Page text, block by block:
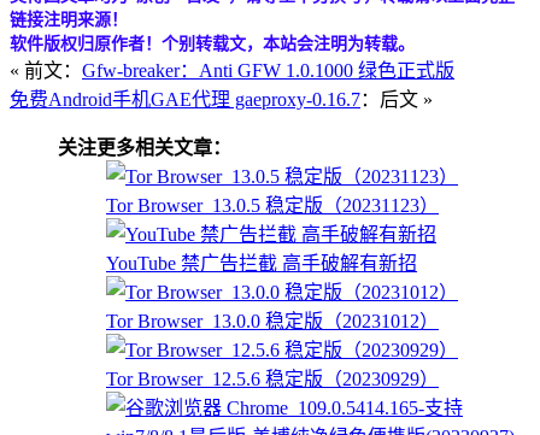
链接注明来源！
软件版权归原作者！个别转载文，本站会注明为转载。
« 前文： Gfw-breaker：Anti GFW 1.0.1000 绿色正式版
免费Android手机GAE代理 gaeproxy-0.16.7：后文 »
关注更多相关文章：
Tor Browser_13.0.5 稳定版（20231123）
YouTube 禁广告拦截 高手破解有新招
Tor Browser_13.0.0 稳定版（20231012）
Tor Browser_12.5.6 稳定版（20230929）